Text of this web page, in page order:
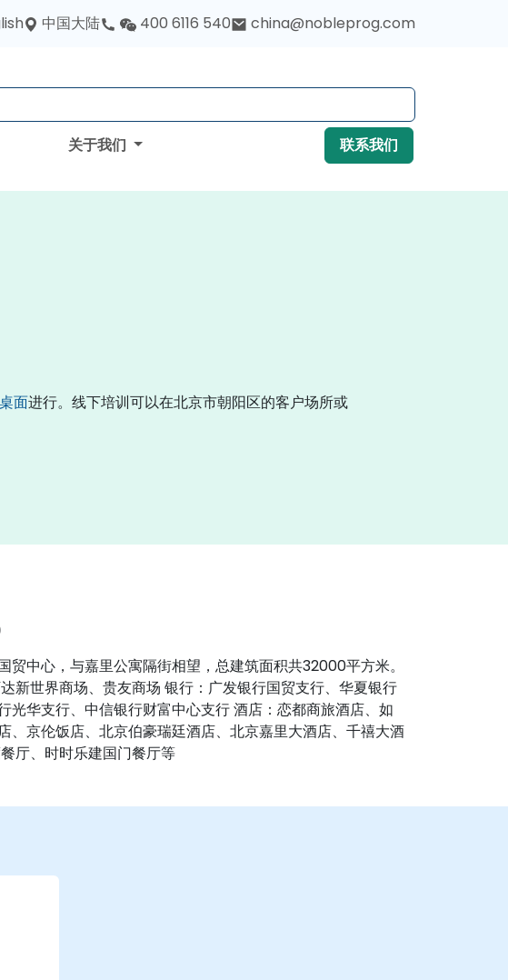
中国大陆 400 6116 540 china@nobleprog.com
关于我们 联系我们
面进行。线下培训可以在北京市朝阳区的客户场所或
中心，与嘉里公寓隔街相望，总建筑面积共32000平方米。
新世界商场、贵友商场 银行：广发银行国贸支行、华夏银行
光华支行、中信银行财富中心支行 酒店：恋都商旅酒店、如
、京伦饭店、北京伯豪瑞廷酒店、北京嘉里大酒店、千禧大酒
厅、时时乐建国门餐厅等